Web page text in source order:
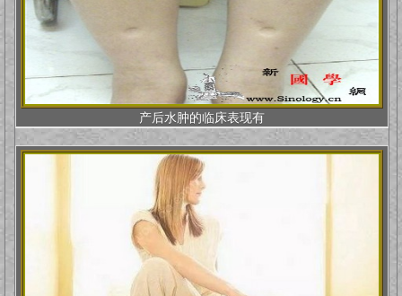
产后水肿的临床表现有